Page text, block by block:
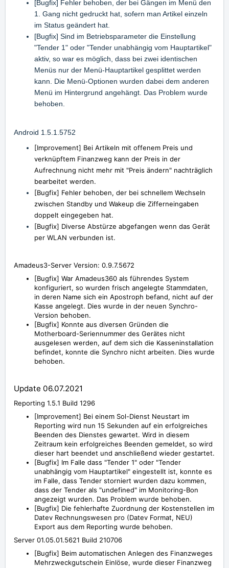
[Bugfix] Fehler behoben, der bei Gängen im Menü den
1. Gang nicht gedruckt hat, sofern man Artikel einzeln
im Status geändert hat.
[Bugfix] Sind im Betriebsparameter die Einstellung
"Tender 1" oder "Tender unabhängig vom Hauptartikel"
aktiv, so war es möglich, dass bei zwei identischen
Menüs nur der Menü-Hauptartikel gesplittet werden
kann. Die Menü-Optionen wurden dabei dem anderen
Menü im Hintergrund angehängt. Das Problem wurde
behoben.
Android 1.5.1.5752
[Improvement] Bei Artikeln mit offenem Preis und
verknüpftem Finanzweg kann der Preis in der
Aufrechnung nicht mehr mit "Preis ändern" nachträglich
bearbeitet werden.
[Bugfix] Fehler behoben, der bei schnellem Wechseln
zwischen Standby und Wakeup die Zifferneingaben
doppelt eingegeben hat.
[Bugfix] Diverse Abstürze abgefangen wenn das Gerät
per WLAN verbunden ist.
Amadeus3-Server Version: 0.9.7.5672
[Bugfix] War Amadeus360 als führendes System
konfiguriert, so wurden frisch angelegte Stammdaten,
in deren Name sich ein Apostroph befand, nicht auf der
Kasse angelegt. Dies wurde in der neuen Synchro-
Version behoben.
[Bugfix] Konnte aus diversen Gründen die
Motherboard-Seriennummer des Gerätes nicht
ausgelesen werden, auf dem sich die Kasseninstallation
befindet, konnte die Synchro nicht arbeiten. Dies wurde
behoben.
Update 06.07.2021
Reporting 1.5.1 Build 1296
[Improvement] Bei einem Sol-Dienst Neustart im
Reporting wird nun 15 Sekunden auf ein erfolgreiches
Beenden des Dienstes gewartet. Wird in diesem
Zeitraum kein erfolgreiches Beenden gemeldet, so wird
dieser hart beendet und anschließend wieder gestartet.
[Bugfix] Im Falle dass "Tender 1" oder "Tender
unabhängig vom Hauptartikel" eingestellt ist, konnte es
im Falle, dass Tender storniert wurden dazu kommen,
dass der Tender als "undefined" im Monitoring-Bon
angezeigt wurden. Das Problem wurde behoben.
[Bugfix] Die fehlerhafte Zuordnung der Kostenstellen im
Datev Rechnungswesen pro (Datev Format, NEU)
Export aus dem Reporting wurde behoben.
Server 01.05.01.5621 Build 210706
[Bugfix] Beim automatischen Anlegen des Finanzweges
Mehrzweckgutschein Einlöse, wurde dieser Finanzweg